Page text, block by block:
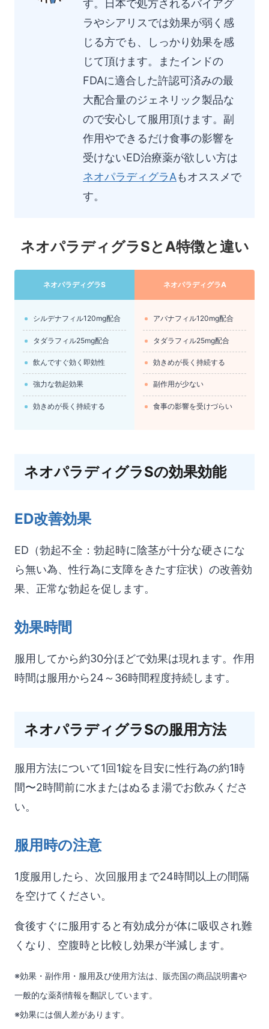
す。日本で処方されるバイアグ
ラやシアリスでは効果が弱く感
じる方でも、しっかり効果を感
じて頂けます。またインドの
FDAに適合した許認可済みの最
大配合量のジェネリック製品な
ので安心して服用頂けます。副
作用やできるだけ食事の影響を
受けないED治療薬が欲しい方は
ネオパラディグラAもオススメで
す。
ネオパラディグラSとA特徴と違い
ネオパラディグラS
シルデナフィル120mg配合
タダラフィル25mg配合
飲んですぐ効く即効性
強力な勃起効果
効きめが長く持続する
ネオパラディグラA
アバナフィル120mg配合
タダラフィル25mg配合
効きめが長く持続する
副作用が少ない
食事の影響を受けづらい
ネオパラディグラSの効果効能
ED改善効果
ED（勃起不全：勃起時に陰茎が十分な硬さにな
ら無い為、性行為に支障をきたす症状）の改善効
果、正常な勃起を促します。
効果時間
服用してから約30分ほどで効果は現れます。作用
時間は服用から24～36時間程度持続します。
ネオパラディグラSの服用方法
服用方法について1回1錠を目安に性行為の約1時
間〜2時間前に水またはぬるま湯でお飲みくださ
い。
服用時の注意
1度服用したら、次回服用まで24時間以上の間隔
を空けてください。
食後すぐに服用すると有効成分が体に吸収され難
くなり、空腹時と比較し効果が半減します。
※効果・副作用・服用及び使用方法は、販売国の商品説明書や
一般的な薬剤情報を翻訳しています。
※効果には個人差があります。